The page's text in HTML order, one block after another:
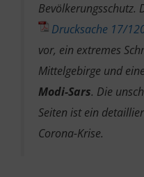
Bevölkerungsschutz.
Drucksache 17/
vor, ein extremes
Mittelgebirge und
Modi-Sars. Die
Seiten ist ein
Corona-Krise.